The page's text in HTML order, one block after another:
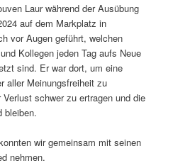
Laur während der Ausübung
auf dem Markplatz in
vor Augen geführt, welchen
Kollegen jeden Tag aufs Neue
sind. Er war dort, um eine
aller Meinungsfreiheit zu
schwer zu ertragen und die
bleiben.
wir gemeinsam mit seinen
nehmen.